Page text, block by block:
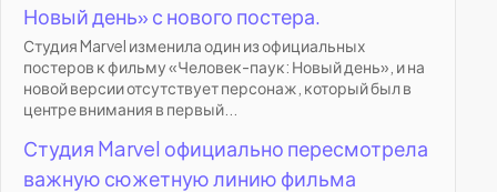
Новый день» с нового постера.
Студия Marvel изменила один из официальных
постеров к фильму «Человек-паук: Новый день», и на
новой версии отсутствует персонаж, который был в
центре внимания в первый...
Студия Marvel официально пересмотрела
важную сюжетную линию фильма